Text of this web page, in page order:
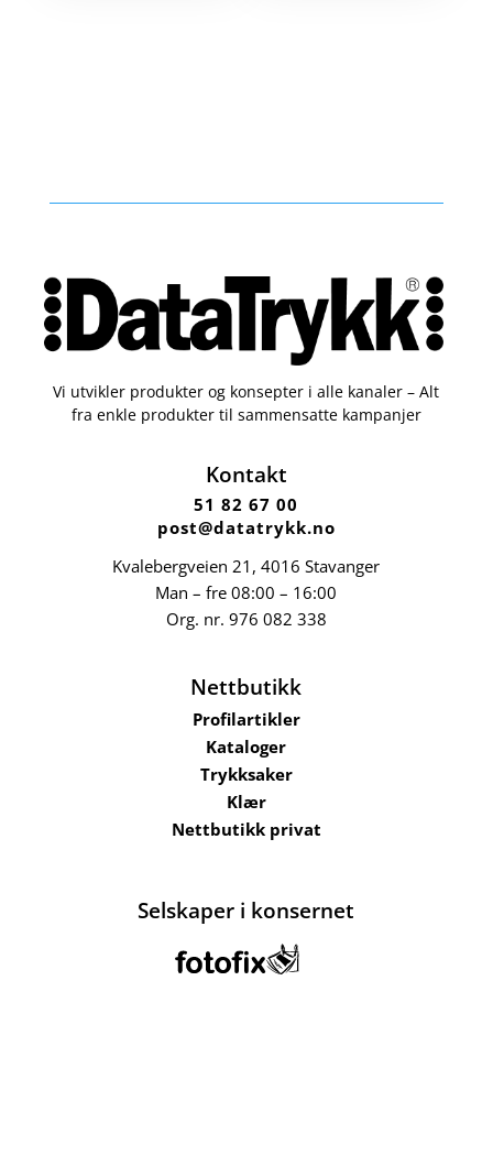
Vi utvikler produkter og konsepter i alle kanaler – Alt
fra enkle produkter til sammensatte kampanjer
Kontakt
51 82 67 00
post@datatrykk.no
Kvalebergveien 21 , 4016 Stavanger
Man – fre 08:00 – 16:00
Org. nr. 976 082 338
Nettbutikk
Profilartikler
Kataloger
Trykksaker
Klær
Nettbutikk privat
Selskaper i konsernet